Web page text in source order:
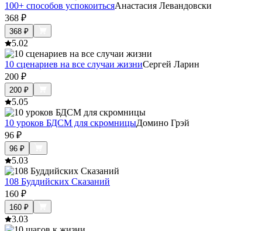
100+ способов успокоитьсяАнастасия Левандовски
368 ₽
368 ₽
5.02
10 сценариев на все случаи жизниСергей Ларин
200 ₽
200 ₽
5.05
10 уроков БДСМ для скромницыДомино Грэй
96 ₽
96 ₽
5.03
108 Буддийских Сказаний
160 ₽
160 ₽
3.03